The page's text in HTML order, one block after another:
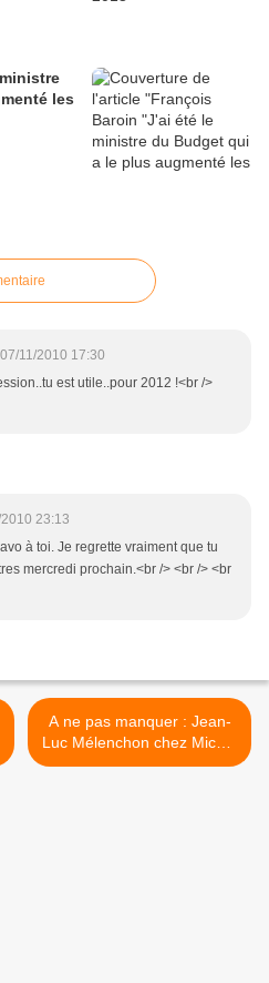
les
07/11/2010 17:30
est utile..pour 2012 !<br />
23:13
à toi. Je regrette vraiment que tu
mercredi prochain.<br /> <br /> <br
A ne pas manquer : Jean-
Luc Mélenchon chez Michel
Drucker demain >